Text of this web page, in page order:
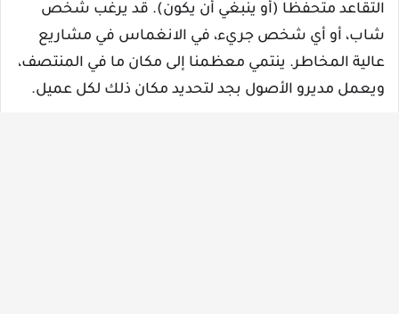
التقاعد متحفظًا (أو ينبغي أن يكون). قد يرغب شخص
شاب، أو أي شخص جريء، في الانغماس في مشاريع
عالية المخاطر. ينتمي معظمنا إلى مكان ما في المنتصف،
ويعمل مديرو الأصول بجد لتحديد مكان ذلك لكل عميل.